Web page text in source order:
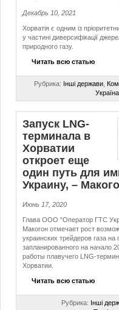
Декабрь 10, 2021
Хорватія є одним із
у частині диверсифікації
природного газу.
Читать всю статью
Рубрика: Інші держави
Україна
Запуск LNG-
терминала в
Хорватии
откроет еще
один путь для
Украину, –
Июнь 17, 2020
Глава ООО "Оператор ГТС
Макогон отмечает рост
украинских трейдеров газа на
запланированного на начало
работы плавучего LNG-
Хорватии.
Читать всю статью
Рубрика: Інші